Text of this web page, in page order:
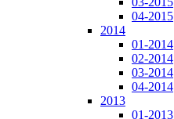
04-2015
2014
01-2014
02-2014
03-2014
04-2014
2013
01-2013